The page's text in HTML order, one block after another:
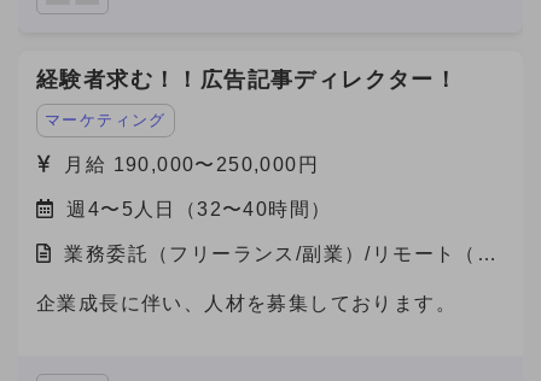
経験者求む！！広告記事ディレクター！
マーケティング
月給 190,000〜250,000円
週4〜5人日（32〜40時間）
業務委託（フリーランス/副業）/リモート（在
企業成長に伴い、人材を募集しております。